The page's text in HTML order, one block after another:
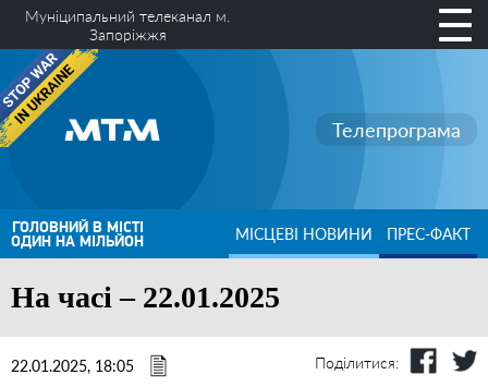
Муніципальний телеканал м.
Запоріжжя
Телепрограма
ГОЛОВНИЙ В МІСТІ
ОДИН НА МІЛЬЙОН МІСЦЕВІ НОВИНИ ПРЕС-ФАКТ
На часі – 22.01.2025
22.01.2025, 18:05 Поділитися: